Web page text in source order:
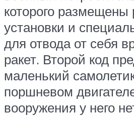
которого размещены
установки и
для отвода от себя
ракет. Второй код
маленький
поршневом
вооружения у него